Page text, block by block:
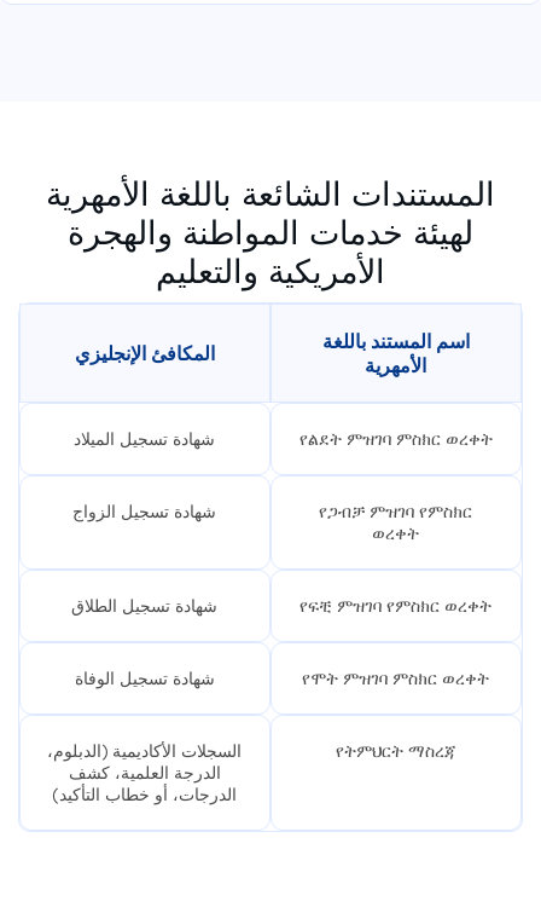
المستندات الشائعة باللغة الأمهرية
لهيئة خدمات المواطنة والهجرة
الأمريكية والتعليم
اسم المستند باللغة
الأمهرية
المكافئ الإنجليزي
የልደት ምዝገባ ምስክር ወረቀት شهادة تسجيل الميلاد
የጋብቻ ምዝገባ የምስክር
ወረቀት
شهادة تسجيل الزواج
የፍቺ ምዝገባ የምስክር ወረቀት شهادة تسجيل الطلاق
የሞት ምዝገባ ምስክር ወረቀት شهادة تسجيل الوفاة
የትምህርት ማስረጃ
السجلات الأكاديمية (الدبلوم،
الدرجة العلمية، كشف
الدرجات، أو خطاب التأكيد)